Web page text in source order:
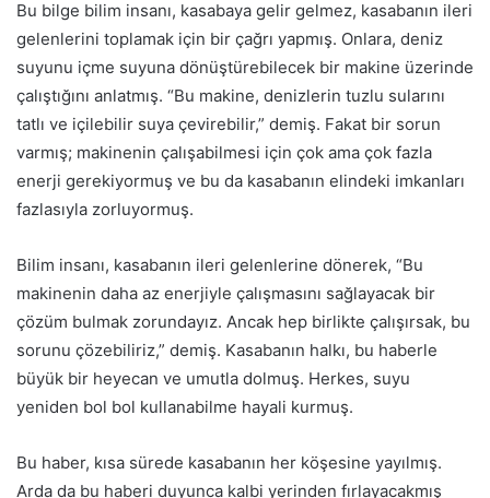
Bu bilge bilim insanı, kasabaya gelir gelmez, kasabanın ileri
gelenlerini toplamak için bir çağrı yapmış. Onlara, deniz
suyunu içme suyuna dönüştürebilecek bir makine üzerinde
çalıştığını anlatmış. “Bu makine, denizlerin tuzlu sularını
tatlı ve içilebilir suya çevirebilir,” demiş. Fakat bir sorun
varmış; makinenin çalışabilmesi için çok ama çok fazla
enerji gerekiyormuş ve bu da kasabanın elindeki imkanları
fazlasıyla zorluyormuş.
Bilim insanı, kasabanın ileri gelenlerine dönerek, “Bu
makinenin daha az enerjiyle çalışmasını sağlayacak bir
çözüm bulmak zorundayız. Ancak hep birlikte çalışırsak, bu
sorunu çözebiliriz,” demiş. Kasabanın halkı, bu haberle
büyük bir heyecan ve umutla dolmuş. Herkes, suyu
yeniden bol bol kullanabilme hayali kurmuş.
Bu haber, kısa sürede kasabanın her köşesine yayılmış.
Arda da bu haberi duyunca kalbi yerinden fırlayacakmış